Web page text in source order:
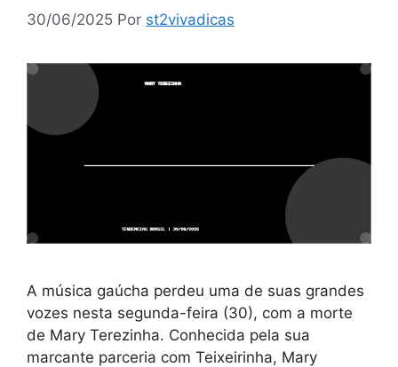
30/06/2025 Por st2vivadicas
A música gaúcha perdeu uma de suas grandes
vozes nesta segunda-feira (30), com a morte
de Mary Terezinha. Conhecida pela sua
marcante parceria com Teixeirinha, Mary